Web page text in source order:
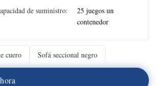
de suministro:
25 juegos un
contenedor
cuero Sofá seccional negro
hora